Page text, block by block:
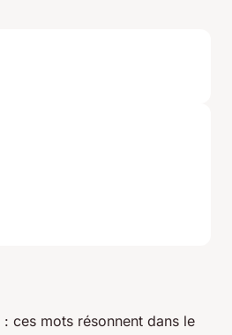
: ces mots résonnent dans le